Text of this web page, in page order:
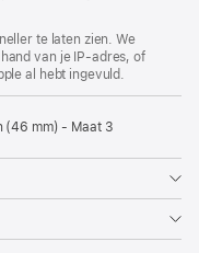
te laten zien. We
van je IP-adres, of
al hebt ingevuld.
(46 mm) - Maat 3